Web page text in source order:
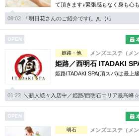
2名様歓迎 団
完全個室 半
ペアルームあり シ
フットバスあり 岩
専用駐車場あり
日本人スタッフのみ 女
スタッフ指名可 Ｗ
て頂きます♪緊張感もなく身も心
二のミセス専門店となります。
08:02
「明日花さんのご紹介です(。д。)/」
OPEN
姫路・他 メンズエステ（メン
姫路／西明石 ITADAKI
姫路ITADAKI SPA(頂スパ)は最上
01:22 ＼新人続々入店中／姫路/西明石エリア最高峰☆
OPEN
明石 メンズエステ（メン